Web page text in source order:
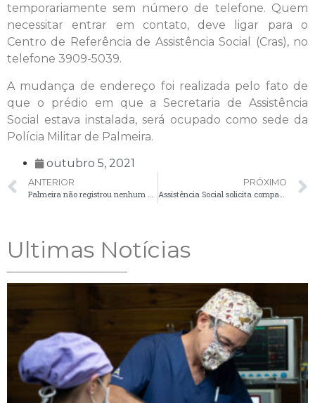
temporariamente sem número de telefone. Quem
necessitar entrar em contato, deve ligar para o
Centro de Referência de Assistência Social (Cras), no
telefone 3909-5039.
A mudança de endereço foi realizada pelo fato de
que o prédio em que a Secretaria de Assistência
Social estava instalada, será ocupado como sede da
Polícia Militar de Palmeira.
outubro 5, 2021
ANTERIOR
Palmeira não registrou nenhum caso positivo de Covid-19 nas últimas 24 horas
PRÓXIMO
Assistência Social solicita comparecimento de alguns usuários
Ultimas Notícias